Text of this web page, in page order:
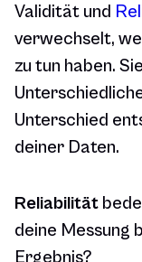
Validität und
verwechselt,
zu tun haben.
Unterschied
deiner Daten.
Reliabilität
deine Messung
Ergebnis?